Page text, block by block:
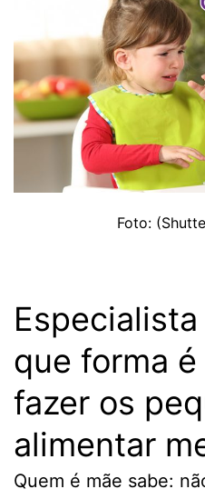
Foto:
que forma
fazer os
alimentar
Quem é mãe sabe: